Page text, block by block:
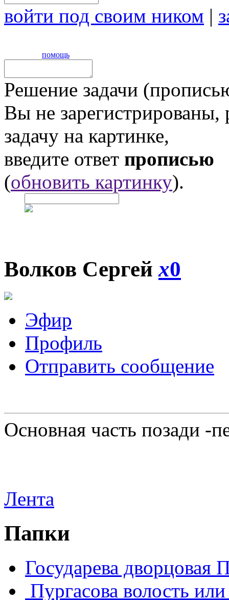
войти под своим ником |
помощь
Решение задачи
Вы не
задачу на картинке,
введите ответ прописью
(обновить картинку).
Волков Сергейx0
Эфир
Профиль
Отправить сообщение
Основная часть позади -
Лента
Папки
Государева дворцовая
Пургасова волость